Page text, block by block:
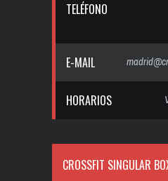
TELÉFONO
E-MAIL
HORARIOS
CROSSFIT SINGULAR